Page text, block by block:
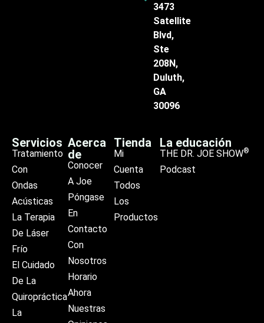
3473
Satellite
Blvd,
Ste
208N,
Duluth,
GA
30096
Servicios
Tratamiento
Con
Ondas
Acústicas
La Terapia
De Láser
Frío
El Cuidado
De La
Quiropráctica
La
Acerca
de
Conocer
A Joe
Póngase
En
Contacto
Con
Nosotros
Horario
Ahora
Nuestras
Tienda
Mi
Cuenta
Todos
Los
Productos
La educación
THE DR. JOE SHOW®
Podcast